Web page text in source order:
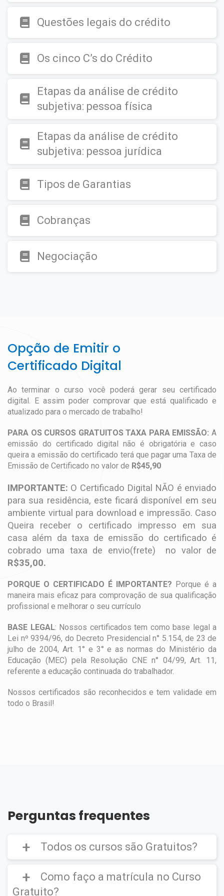
Questões legais do crédito
Os cinco C’s do Crédito
Etapas da análise de crédito
subjetiva: pessoa física
Etapas da análise de crédito
subjetiva: pessoa jurídica
Tipos de Garantias
Cobranças
Negociação
Opção de Emitir o
Certificado Digital
Ao terminar o curso você poderá gerar seu certificado
digital. E assim poder comprovar que está qualificado e
atualizado para o mercado de trabalho!
PARA OS CURSOS GRATUITOS TAXA PARA EMISSÃO: A
emissão do certificado digital não é obrigatória e caso
queira a emissão do certificado terá que pagar uma Taxa de
Emissão de Certificado no valor de R$45,90
IMPORTANTE: O Certificado Digital NÃO é enviado
para sua residência, este ficará disponível em seu
ambiente virtual para download e impressão. Caso
Queira receber o certificado impresso em sua
casa além da taxa de emissão do certificado é
cobrado uma taxa de envio(frete) no valor de
R$35,00.
PORQUE O CERTIFICADO É IMPORTANTE? Porque é a
maneira mais eficaz para comprovação de sua qualificação
profissional e melhorar o seu currículo
BASE LEGAL: Nossos certificados tem como base legal a
Lei nº 9394/96, do Decreto Presidencial n° 5.154, de 23 de
julho de 2004, Art. 1° e 3° e as normas do Ministério da
Educação (MEC) pela Resolução CNE n° 04/99, Art. 11,
referente a educação continuada do trabalhador.
Nossos certificados são reconhecidos e tem validade em
todo o Brasil!
Perguntas frequentes
Todos os cursos são Gratuitos?
Como faço a matrícula no Curso
Gratuito?